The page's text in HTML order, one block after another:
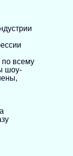
по всему
шоу-